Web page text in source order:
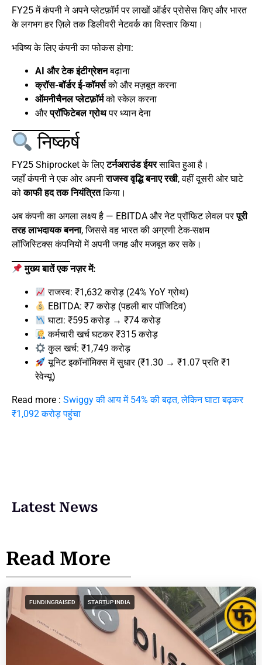
FY25 में कंपनी ने अपने प्लेटफ़ॉर्म पर लाखों ऑर्डर प्रोसेस किए और भारत
के लगभग हर ज़िले तक डिलीवरी नेटवर्क का विस्तार किया।
भविष्य के लिए कंपनी का फोकस होगा:
AI और टेक इंटीग्रेशनबढ़ाना
क्रॉस-बॉर्डर ई-कॉमर्सको और मज़बूत करना
ऑमनीचैनल प्लेटफ़ॉर्मको स्केल करना
औरप्रॉफिटेबल ग्रोथपर ध्यान देना
निष्कर्ष
FY25 Shiprocket के लिएटर्नअराउंड ईयरसाबित हुआ है।
जहाँ कंपनी ने एक ओर अपनीराजस्व वृद्धि बनाए रखी, वहीं दूसरी ओर घाटे
कोकाफी हद तक नियंत्रितकिया।
अब कंपनी का अगला लक्ष्य है — EBITDA और नेट प्रॉफिट लेवल परपूरी
तरह लाभदायक बनना, जिससे वह भारत की अग्रणी टेक-सक्षम
लॉजिस्टिक्स कंपनियों में अपनी जगह और मजबूत कर सके।
मुख्य बातें एक नज़र में:
राजस्व: ₹1,632 करोड़ (24% YoY ग्रोथ)
EBITDA: ₹7 करोड़ (पहली बार पॉजिटिव)
घाटा: ₹595 करोड़ → ₹74 करोड़
कर्मचारी खर्च घटकर ₹315 करोड़
कुल खर्च: ₹1,749 करोड़
यूनिट इकॉनॉमिक्स में सुधार (₹1.30 → ₹1.07 प्रति ₹1
रेवेन्यू)
Read more : Swiggy की आय में 54% की बढ़त, लेकिन घाटा बढ़कर
₹1,092 करोड़ पहुंचा
Latest News
Read More
FUNDINGRAISED STARTUP INDIA